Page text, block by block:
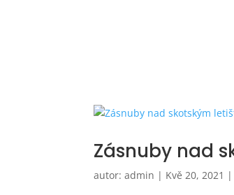
Zásnuby nad
autor:admin | Kvě 20, 2021